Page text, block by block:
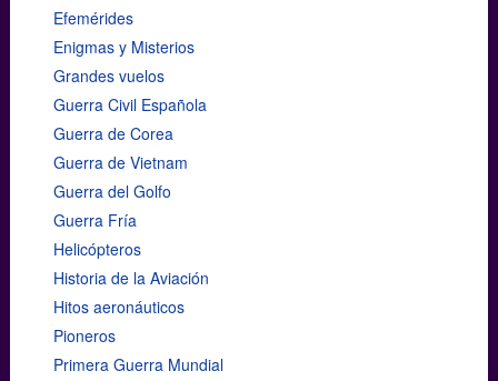
Efemérides
Enigmas y Misterios
Grandes vuelos
Guerra Civil Española
Guerra de Corea
Guerra de Vietnam
Guerra del Golfo
Guerra Fría
Helicópteros
Historia de la Aviación
Hitos aeronáuticos
Pioneros
Primera Guerra Mundial